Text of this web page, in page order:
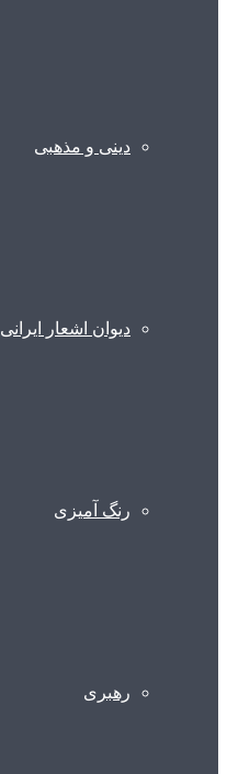
دینی و مذهبی
دیوان اشعار ایرانی
رنگ آمیزی
رهبری